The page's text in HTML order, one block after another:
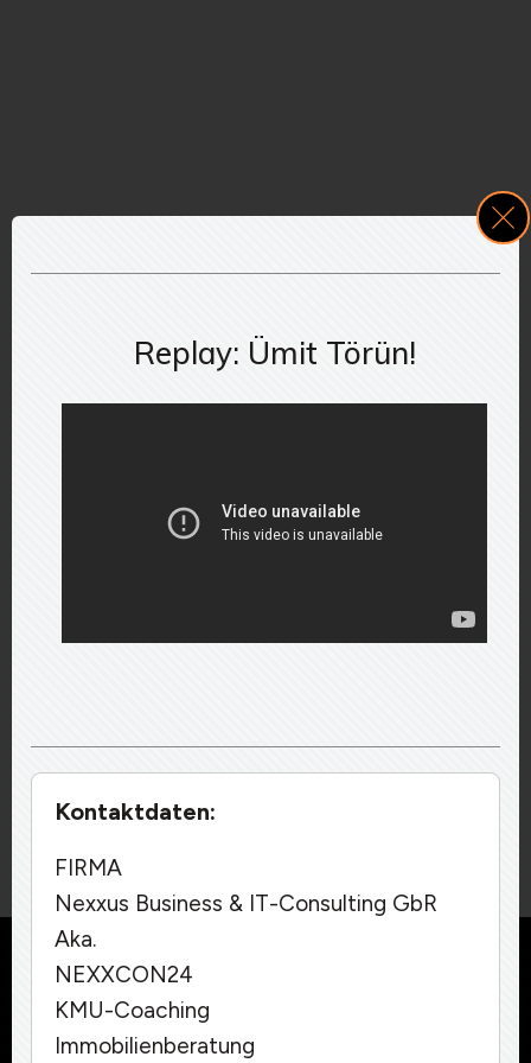
Replay: Ümit Törün!
Kontaktdaten:
FIRMA
Nexxus Business & IT-Consulting GbR
Aka.
NEXXCON24
KMU-Coaching
Immobilienberatung
Diese Website benutzt Cookies. Wenn du die Website weiter
nutzt, gehen wir von deinem Einverständnis aus.